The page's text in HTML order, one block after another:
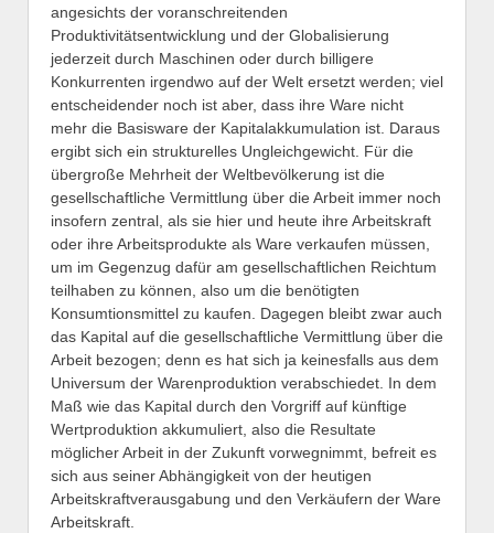
angesichts der voranschreitenden
Produktivitätsentwicklung und der Globalisierung
jederzeit durch Maschinen oder durch billigere
Konkurrenten irgendwo auf der Welt ersetzt werden; viel
entscheidender noch ist aber, dass ihre Ware nicht
mehr die Basisware der Kapitalakkumulation ist. Daraus
ergibt sich ein strukturelles Ungleichgewicht. Für die
übergroße Mehrheit der Weltbevölkerung ist die
gesellschaftliche Vermittlung über die Arbeit immer noch
insofern zentral, als sie hier und heute ihre Arbeitskraft
oder ihre Arbeitsprodukte als Ware verkaufen müssen,
um im Gegenzug dafür am gesellschaftlichen Reichtum
teilhaben zu können, also um die benötigten
Konsumtionsmittel zu kaufen. Dagegen bleibt zwar auch
das Kapital auf die gesellschaftliche Vermittlung über die
Arbeit bezogen; denn es hat sich ja keinesfalls aus dem
Universum der Warenproduktion verabschiedet. In dem
Maß wie das Kapital durch den Vorgriff auf künftige
Wertproduktion akkumuliert, also die Resultate
möglicher Arbeit in der Zukunft vorwegnimmt, befreit es
sich aus seiner Abhängigkeit von der heutigen
Arbeitskraftverausgabung und den Verkäufern der Ware
Arbeitskraft.